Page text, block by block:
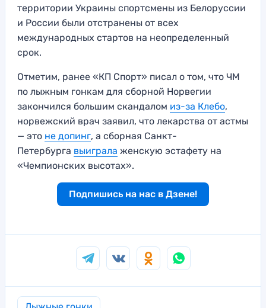
территории Украины спортсмены из Белоруссии
и России были отстранены от всех
международных стартов на неопределенный
срок.
Отметим, ранее «КП Спорт» писал о том, что ЧМ
по лыжным гонкам для сборной Норвегии
закончился большим скандалом из-за Клебо,
норвежский врач заявил, что лекарства от астмы
— это не допинг, а сборная Санкт-
Петербурга выиграла женскую эстафету на
«Чемпионских высотах».
Подпишись на нас в Дзене!